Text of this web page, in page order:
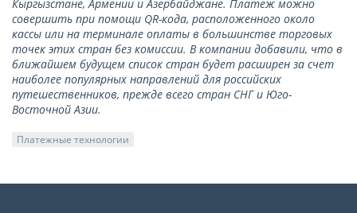
Кыргызстане, Армении и Азербайджане. Платеж можно
совершить при помощи QR-кода, расположенного около
кассы или на терминале оплаты в большинстве торговых
точек этих стран без комиссии. В компании добавили, что в
ближайшем будущем список стран будет расширен за счет
наиболее популярных направлений для российских
путешественников, прежде всего стран СНГ и Юго-
Восточной Азии.
Платежные технологии